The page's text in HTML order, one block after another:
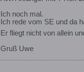
Ich noch mal.
Ich rede vom SE und da
Er fliegt nicht von allein
Gruß Uwe